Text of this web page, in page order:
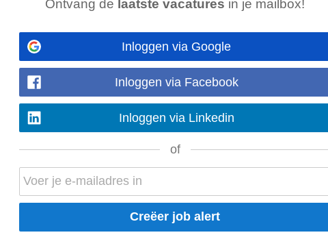
)
tot adviseur in verzekeringen? Of het nu gaat om zorgverzekeringen of
Medewerker...
Laat meer zien
Breda
vindt om mensen te helpen? Als
de andere kant van de lijn...
Laat meer zien
Ontvang de laatste vacatures in je mailbox!
Inloggen via Google
Inloggen via Facebook
Inloggen via Linkedin
of